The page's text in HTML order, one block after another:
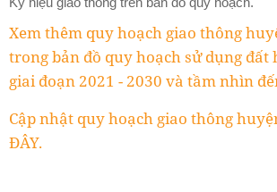
Xem thêm quy hoạch giao thông
trong bản đồ quy hoạch sử dụng đất
giai đoạn 2021 - 2030 và tầm nhìn
Cập nhật quy hoạch giao thông
ĐÂY.